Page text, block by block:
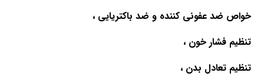
خواص ضد عفونی کننده و ضد باکتریایی ،
تنظیم فشار خون ،
تنظیم تعادل بدن ،